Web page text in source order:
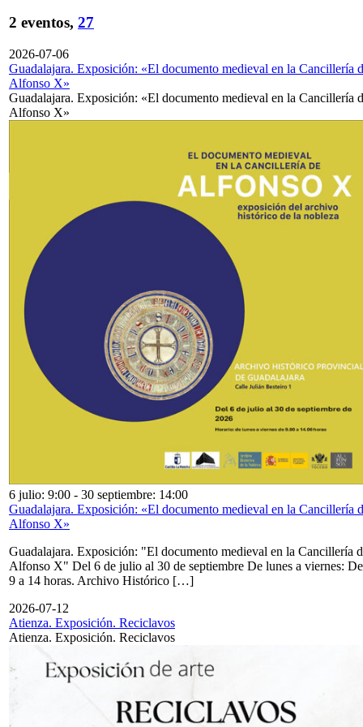
2 eventos, 27
2026-07-06
Guadalajara. Exposición: «El documento medieval en la Cancillería
Alfonso X»
Guadalajara. Exposición: «El documento medieval en la Cancillería
Alfonso X»
6 julio: 9:00 - 30 septiembre: 14:00
Guadalajara. Exposición: «El documento medieval en la Cancillería
Alfonso X»
Guadalajara. Exposición: "El documento medieval en la Cancillería
Alfonso X" Del 6 de julio al 30 de septiembre De lunes a viernes: De
9 a 14 horas. Archivo Histórico […]
2026-07-12
Atienza. Exposición. Reciclavos
Atienza. Exposición. Reciclavos